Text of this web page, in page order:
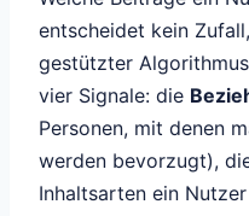
entscheidet kein
gestützter
vier Signale: die
Personen, mit denen
werden bevorzugt),
Inhaltsarten ein